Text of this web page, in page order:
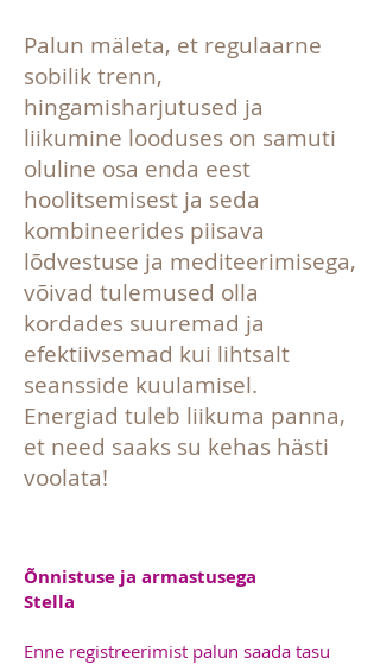
Palun mäleta, et regulaarne
sobilik trenn,
hingamisharjutused ja
liikumine looduses on samuti
oluline osa enda eest
hoolitsemisest ja seda
kombineerides piisava
lõdvestuse ja mediteerimisega,
võivad tulemused olla
kordades suuremad ja
efektiivsemad kui lihtsalt
seansside kuulamisel.
Energiad tuleb liikuma panna,
et need saaks su kehas hästi
voolata!
Õnnistuse ja armastusega
Stella
Enne registreerimist palun saada tasu